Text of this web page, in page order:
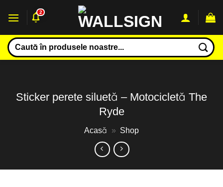
2
Caută
după:
Sticker perete siluetă – Motocicletă The
Ryde
Acasă » Shop